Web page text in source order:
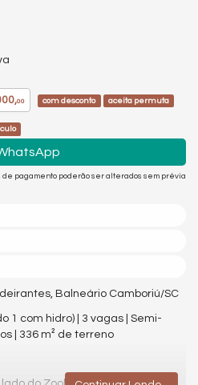
00 com desconto aceita permuta
pagamento poderão ser alterados sem prévia
Balneário Camboriú/SC
1 com hidro) | 3 vagas | Semi-
| 336 m² de terreno